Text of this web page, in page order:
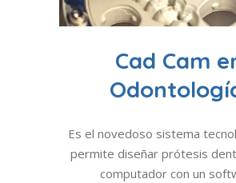
Cad Cam
Es el novedoso sistema
permite diseñar prótesis
computador con un